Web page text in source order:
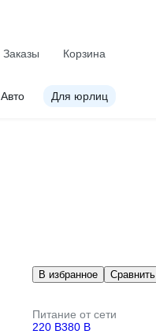
Заказы Корзина
Авто Для юрлиц
В избранное Сравнить
Питание от сети
220 В380 В